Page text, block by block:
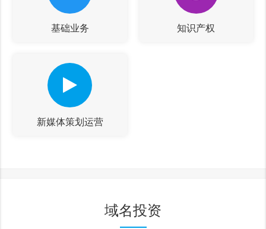
基础业务 知识产权
新媒体策划运营
域名投资